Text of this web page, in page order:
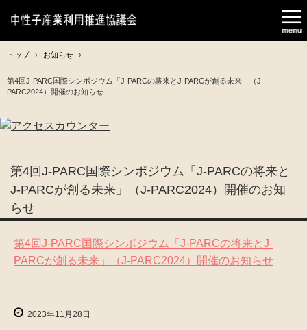
トップ › お知らせ ›
第4回J-PARC国際シンポジウム「J-PARCの将来とJ-PARCが創る未来」（J-
PARC2024）開催のお知らせ
第4回J-PARC国際シンポジウム「J-PARCの将来と
J-PARCが創る未来」（J-PARC2024）開催のお知
らせ
第4回J-PARC国際シンポジウム「J-PARCの将来とJ-
PARCが創る未来」（J-PARC2024）開催のお知らせ
2023年11月28日